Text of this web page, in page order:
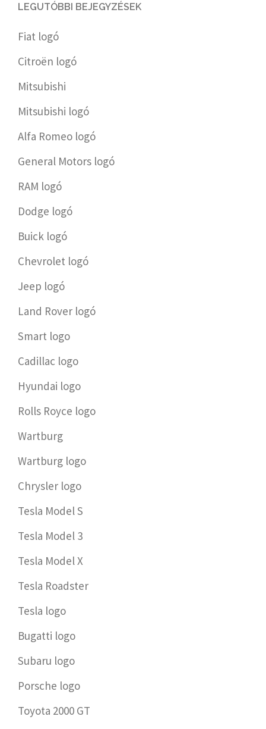
LEGUTÓBBI BEJEGYZÉSEK
Fiat logó
Citroën logó
Mitsubishi
Mitsubishi logó
Alfa Romeo logó
General Motors logó
RAM logó
Dodge logó
Buick logó
Chevrolet logó
Jeep logó
Land Rover logó
Smart logo
Cadillac logo
Hyundai logo
Rolls Royce logo
Wartburg
Wartburg logo
Chrysler logo
Tesla Model S
Tesla Model 3
Tesla Model X
Tesla Roadster
Tesla logo
Bugatti logo
Subaru logo
Porsche logo
Toyota 2000 GT